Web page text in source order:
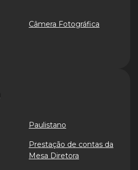
Câmera Fotográfica
Paulistano
Prestação de contas da
Mesa Diretora